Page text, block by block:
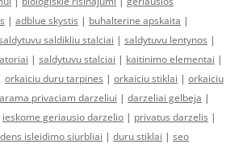
| adblue skystis | buhalterine apskaita |
saldikliu stalciai | saldytuvu lentynos |
| saldytuvu stalciai | kaitinimo elementai |
orkaiciu duru tarpines | orkaiciu stiklai | orkaiciu
privaciam darzeliui | darzeliai gelbeja |
ieskome geriausio darzelio | privatus darzelis |
isleidimo siurbliai | duru stiklai | seo